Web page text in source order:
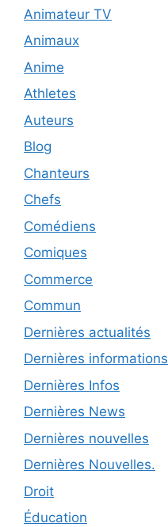
Animateur TV
Animaux
Anime
Athletes
Auteurs
Blog
Chanteurs
Chefs
Comédiens
Comiques
Commerce
Commun
Dernières actualités
Dernières informations
Dernières Infos
Dernières News
Dernières nouvelles
Dernières Nouvelles.
Droit
Éducation